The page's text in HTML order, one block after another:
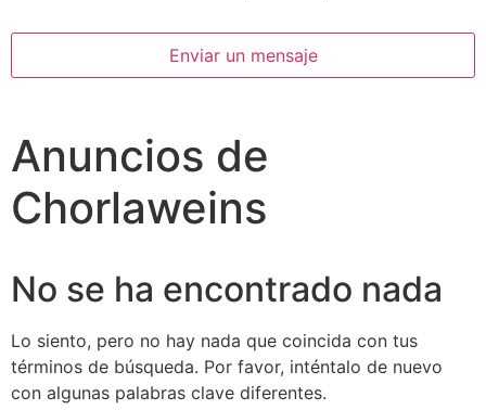
Enviar un mensaje
Anuncios de
Chorlaweins
No se ha encontrado nada
Lo siento, pero no hay nada que coincida con tus
términos de búsqueda. Por favor, inténtalo de nuevo
con algunas palabras clave diferentes.
Necesarias
Estas
cookies no
son
necesarias
para que
web.